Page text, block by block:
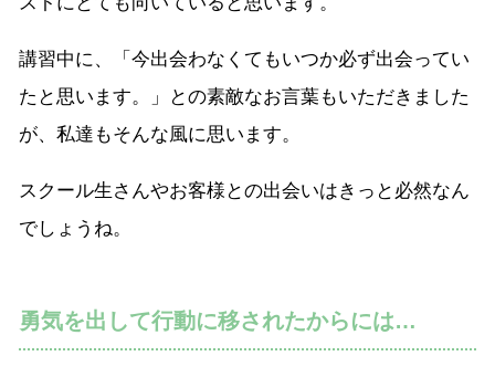
講習中に、「今出会わなくてもいつか必ず出会ってい
たと思います。」との素敵なお言葉もいただきました
が、私達もそんな風に思います。
スクール生さんやお客様との出会いはきっと必然なん
でしょうね。
勇気を出して行動に移されたからには…